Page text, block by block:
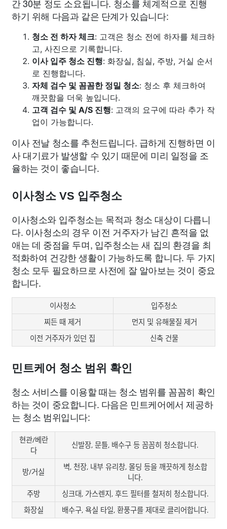
간 30분 정도 소요됩니다. 청소를 체계적으로 진행
하기 위해 다음과 같은 단계가 있습니다:
청소 전 하자 체크: 고객은 청소 전에 하자를 체크하
고, 사진으로 기록합니다.
이사 입주 청소 진행: 화장실, 침실, 주방, 거실 순서
로 진행합니다.
자체 검수 및 꼼꼼한 정밀 청소: 청소 후 체크하여
깨끗함을 더욱 높입니다.
고객 검수 및 A/S 진행: 고객의 요구에 따라 추가 작
업이 가능합니다.
이사 전날 청소를 추천드립니다. 급하게 진행하면 이
사 대기료가 발생할 수 있기 때문에 미리 일정을 조
율하는 것이 좋습니다.
이사청소 VS 입주청소
이사청소와 입주청소는 목적과 청소 대상이 다릅니
다. 이사청소의 경우 이전 거주자가 남긴 흔적을 없
애는 데 중점을 두며, 입주청소는 새 집의 환경을 최
적화하여 건강한 생활이 가능하도록 합니다. 두 가지
청소 모두 필요하므로 사전에 잘 알아보는 것이 중요
합니다.
이사청소
입주청소
찌든 때 제거
먼지 및 유해물질 제거
이전 거주자가 있던 집
신축 건물
민트케어 청소 범위 확인
청소 서비스를 이용할 때는 청소 범위를 꼼꼼히 확인
하는 것이 중요합니다. 다음은 민트케어에서 제공하
는 청소 범위입니다:
현관/베란
다
신발장, 문틀, 배수구 등 꼼꼼히 청소합니다.
방/거실
벽, 천장, 내부 유리창, 몰딩 등을 깨끗하게 청소합
니다.
주방
싱크대, 가스렌지, 후드 필터를 철저히 청소합니다.
화장실
배수구, 욕실 타일, 환풍구를 제대로 클리어합니다.